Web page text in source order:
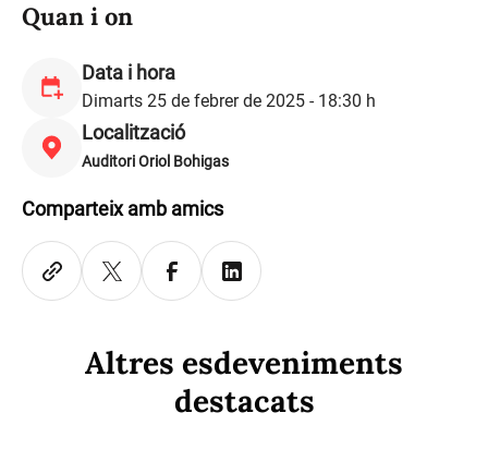
Quan i on
Data i hora
Dimarts 25 de febrer de 2025 - 18:30 h
Localització
Auditori Oriol Bohigas
Comparteix amb amics
Altres esdeveniments
destacats